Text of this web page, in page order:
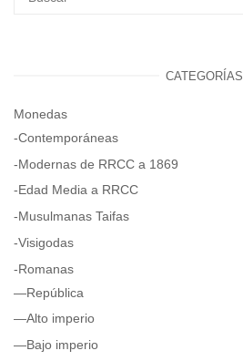
CATEGORÍAS
Monedas
-Contemporáneas
-Modernas de RRCC a 1869
-Edad Media a RRCC
-Musulmanas Taifas
-Visigodas
-Romanas
—República
—Alto imperio
—Bajo imperio